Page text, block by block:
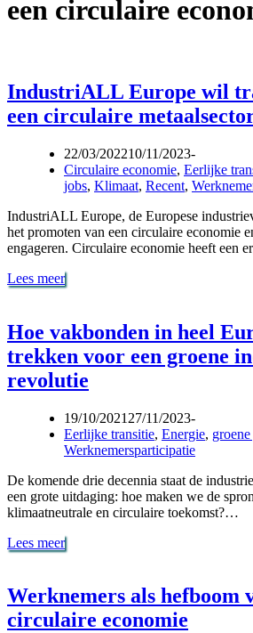
een circulaire
IndustriALL Europe wil
een circulaire
22/03/202210/11/2023
Circulaire economie, Eerlijke
jobs, Klimaat, Recent,
IndustriALL Europe, de Europese
het promoten van een circulaire economie
engageren. Circulaire economie heeft een
Lees meerIndustriALL
Europe
transitie
naar
een
circulaire
metaalsector
Hoe vakbonden in heel
trekken voor een groene
revolutie
19/10/2021 27/11/2023
Eerlijke transitie, Energie,
Werknemersparticipatie
De komende drie decennia staat de
een grote uitdaging: hoe maken we de
klimaatneutrale en circulaire toekomst?…
Lees meerHoe
vakbonden
heel
Europa
aan
Werknemers als hefboom
circulaire economie